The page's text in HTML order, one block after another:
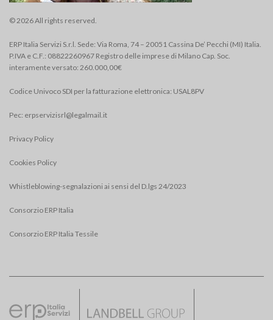
© 2026 All rights reserved.
ERP Italia Servizi S.r.l. Sede: Via Roma, 74 – 20051 Cassina De’ Pecchi (MI) Italia.
P.IVA e C.F.: 08822260967 Registro delle imprese di Milano Cap. Soc.
interamente versato: 260.000,00€
Codice Univoco SDI per la fatturazione elettronica: USAL8PV
Pec: erpservizisrl@legalmail.it
Privacy Policy
Cookies Policy
Whistleblowing-segnalazioni ai sensi del D.lgs 24/2023
Consorzio ERP Italia
Consorzio ERP Italia Tessile